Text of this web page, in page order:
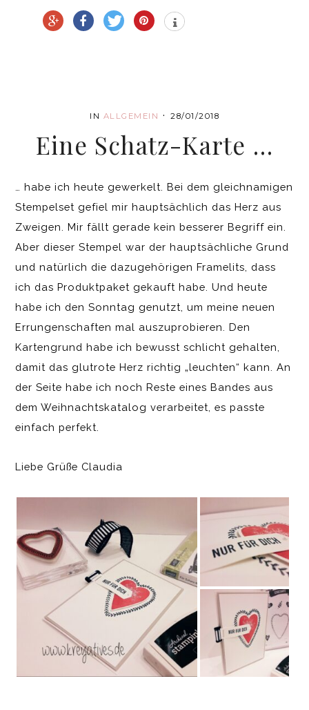
IN ALLGEMEIN · 28/01/2018
Eine Schatz-Karte …
… habe ich heute gewerkelt. Bei dem gleichnamigen
Stempelset gefiel mir hauptsächlich das Herz aus
Zweigen. Mir fällt gerade kein besserer Begriff ein.
Aber dieser Stempel war der hauptsächliche Grund
und natürlich die dazugehörigen Framelits, dass
ich das Produktpaket gekauft habe. Und heute
habe ich den Sonntag genutzt, um meine neuen
Errungenschaften mal auszuprobieren. Den
Kartengrund habe ich bewusst schlicht gehalten,
damit das glutrote Herz richtig „leuchten“ kann. An
der Seite habe ich noch Reste eines Bandes aus
dem Weihnachtskatalog verarbeitet, es passte
einfach perfekt.
Liebe Grüße Claudia